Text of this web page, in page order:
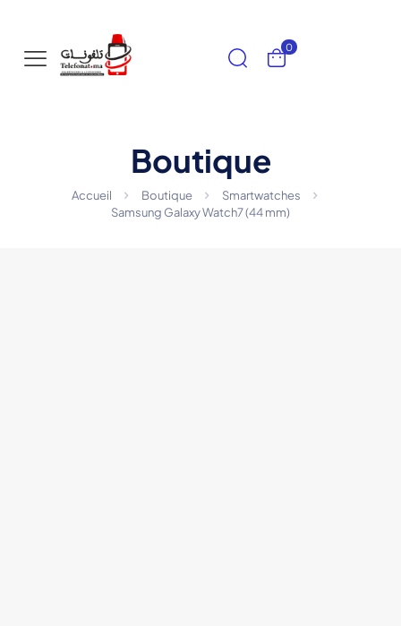
0
Boutique
Accueil Boutique
Smartwatches
Samsung Galaxy Watch7 (44 mm)